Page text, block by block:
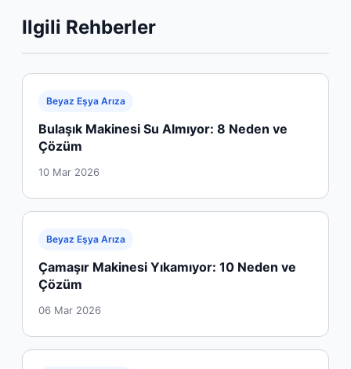
Ilgili Rehberler
Beyaz Eşya Arıza
Bulaşık Makinesi Su Almıyor: 8 Neden ve
Çözüm
10 Mar 2026
Beyaz Eşya Arıza
Çamaşır Makinesi Yıkamıyor: 10 Neden ve
Çözüm
06 Mar 2026